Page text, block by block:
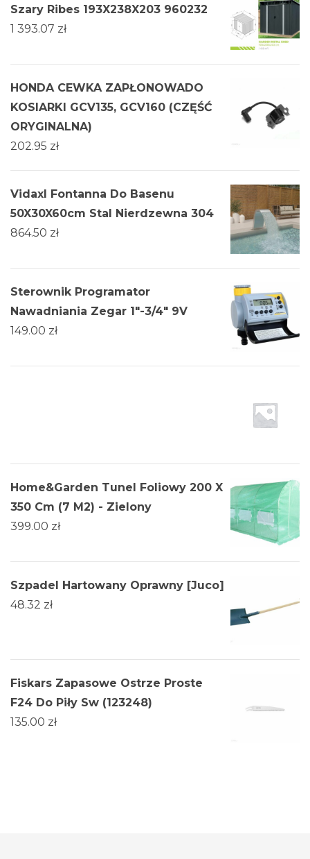
Szary Ribes 193X238X203 960232
1 393.07 zł
HONDA CEWKA ZAPŁONOWADO
KOSIARKI GCV135, GCV160 (CZĘŚĆ
ORYGINALNA)
202.95 zł
Vidaxl Fontanna Do Basenu
50X30X60cm Stal Nierdzewna 304
864.50 zł
Sterownik Programator
Nawadniania Zegar 1"-3/4" 9V
149.00 zł
Home&Garden Tunel Foliowy 200 X
350 Cm (7 M2) - Zielony
399.00 zł
Szpadel Hartowany Oprawny [Juco]
48.32 zł
Fiskars Zapasowe Ostrze Proste
F24 Do Piły Sw (123248)
135.00 zł